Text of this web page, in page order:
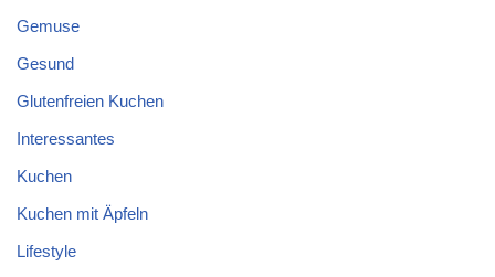
Gemuse
Gesund
Glutenfreien Kuchen
Interessantes
Kuchen
Kuchen mit Äpfeln
Lifestyle